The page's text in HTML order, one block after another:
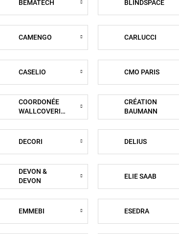
BEMATECH BLINDSPACE
CAMENGO CARLUCCI
CASELIO CMO PARIS
COORDONÉE
WALLCOVERINGS
CRÉATION
BAUMANN
DECORI DELIUS
DEVON &
DEVON
ELIE SAAB
EMMEBI ESEDRA